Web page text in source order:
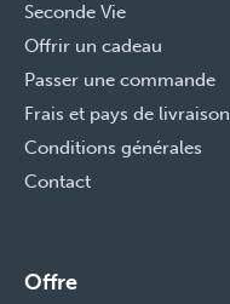
Seconde Vie
Offrir un cadeau
Passer une commande
Frais et pays de livraison
Conditions générales
Contact
Offre